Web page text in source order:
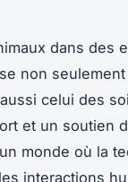
dans des
non
celui des
et un soutien
monde où la
interactions